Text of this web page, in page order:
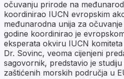
očuvanju prirode na
koordinirao IUCN evropskim
međunarodna unija za
godine koordinirao je
eksperata okviru IUCN
Dr. Sovinc, veoma cijenjeni
sagovornik, predstavio je
zaštićenih morskih područja u